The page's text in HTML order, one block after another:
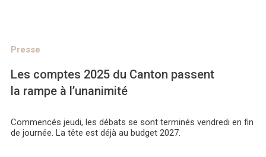
Presse
Les comptes 2025 du Canton passent
la rampe à l’unanimité
Commencés jeudi, les débats se sont terminés vendredi en fin
de journée. La tête est déjà au budget 2027.